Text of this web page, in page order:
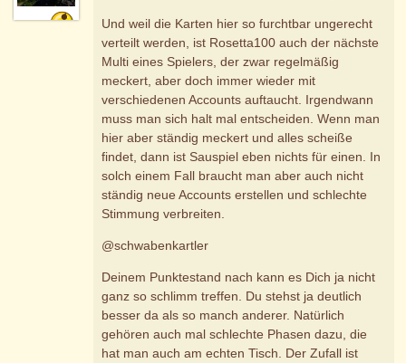
Und weil die Karten hier so furchtbar ungerecht
verteilt werden, ist Rosetta100 auch der nächste
Multi eines Spielers, der zwar regelmäßig
meckert, aber doch immer wieder mit
verschiedenen Accounts auftaucht. Irgendwann
muss man sich halt mal entscheiden. Wenn man
hier aber ständig meckert und alles scheiße
findet, dann ist Sauspiel eben nichts für einen. In
solch einem Fall braucht man aber auch nicht
ständig neue Accounts erstellen und schlechte
Stimmung verbreiten.
@schwabenkartler
Deinem Punktestand nach kann es Dich ja nicht
ganz so schlimm treffen. Du stehst ja deutlich
besser da als so manch anderer. Natürlich
gehören auch mal schlechte Phasen dazu, die
hat man auch am echten Tisch. Der Zufall ist